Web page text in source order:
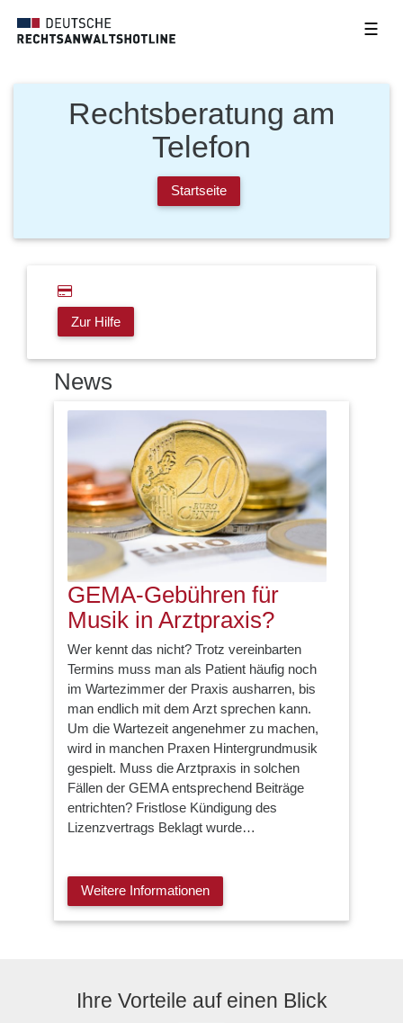
☰
Rechtsberatung am
Telefon
Startseite
Zur Hilfe
News
GEMA-Gebühren für
Musik in Arztpraxis?
Wer kennt das nicht? Trotz vereinbarten
Termins muss man als Patient häufig noch
im Wartezimmer der Praxis ausharren, bis
man endlich mit dem Arzt sprechen kann.
Um die Wartezeit angenehmer zu machen,
wird in manchen Praxen Hintergrundmusik
gespielt. Muss die Arztpraxis in solchen
Fällen der GEMA entsprechend Beiträge
entrichten? Fristlose Kündigung des
Lizenzvertrags Beklagt wurde…
Weitere Informationen
Ihre Vorteile auf einen Blick